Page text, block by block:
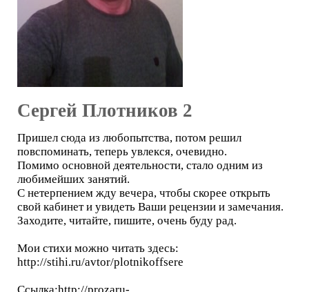
Сергей Плотников 2
Пришел сюда из любопытства, потом решил
повспоминать, теперь увлекся, очевидно.
Помимо основной деятельности, стало одним из
любимейших занятий.
С нетерпением жду вечера, чтобы скорее открыть
свой кабинет и увидеть Ваши рецензии и замечания.
Заходите, читайте, пишите, очень буду рад.
Мои стихи можно читать здесь:
http://stihi.ru/avtor/plotnikoffsere